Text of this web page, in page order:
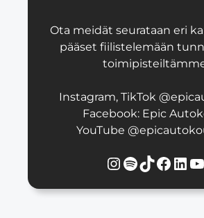
Ota meidät seurataan eri
pääset fiilistelemään
Instagram, TikTok
Facebook: Epic
YouTube
Instagram
Spotify
TikTok